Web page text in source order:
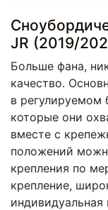
JR (2019/
Больше фана,
качество.
в регулируемом
которые они
вместе с
положений
крепления по
крепление,
индивидуальная